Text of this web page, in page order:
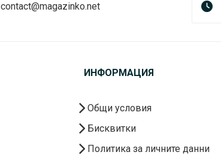
contact@magazinko.net
ИНФОРМАЦИЯ
Общи условия
Бисквитки
Политика за личните данни